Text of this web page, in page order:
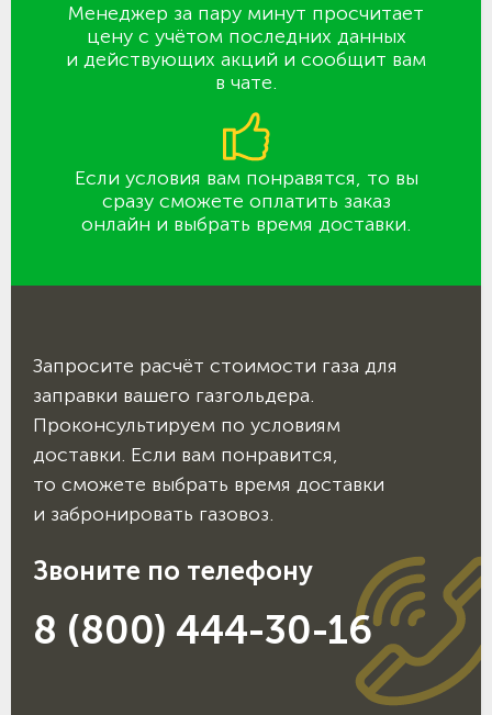
Менеджер за пару минут просчитает
цену с учётом последних данных
и действующих акций и сообщит вам
в чате.
Если условия вам понравятся, то вы
сразу сможете оплатить заказ
онлайн и выбрать время доставки.
Запросите расчёт стоимости газа для
заправки вашего газгольдера.
Проконсультируем по условиям
доставки. Если вам понравится,
то сможете выбрать время доставки
и забронировать газовоз.
Звоните по телефону
8 (800) 444-30-16